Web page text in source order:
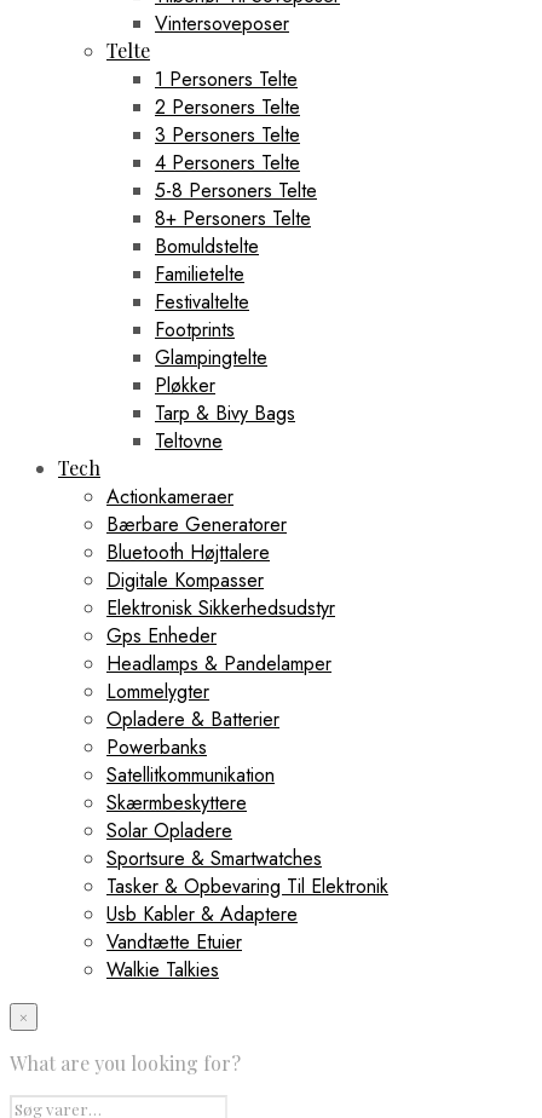
Vintersoveposer
Telte
1 Personers Telte
2 Personers Telte
3 Personers Telte
4 Personers Telte
5-8 Personers Telte
8+ Personers Telte
Bomuldstelte
Familietelte
Festivaltelte
Footprints
Glampingtelte
Pløkker
Tarp & Bivy Bags
Teltovne
Tech
Actionkameraer
Bærbare Generatorer
Bluetooth Højttalere
Digitale Kompasser
Elektronisk Sikkerhedsudstyr
Gps Enheder
Headlamps & Pandelamper
Lommelygter
Opladere & Batterier
Powerbanks
Satellitkommunikation
Skærmbeskyttere
Solar Opladere
Sportsure & Smartwatches
Tasker & Opbevaring Til Elektronik
Usb Kabler & Adaptere
Vandtætte Etuier
Walkie Talkies
×
What are you looking for?